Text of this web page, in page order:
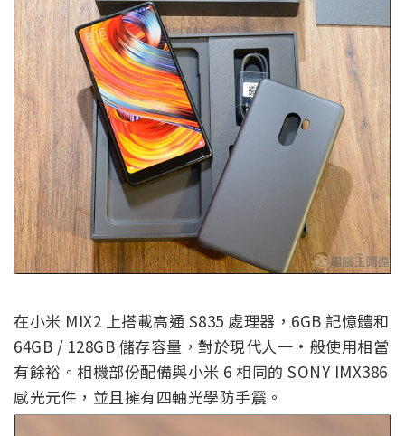
在小米 MIX2 上搭載高通 S835 處理器，6GB 記憶體和
64GB / 128GB 儲存容量，對於現代人一·般使用相當
有餘裕。相機部份配備與小米 6 相同的 SONY IMX386
感光元件，並且擁有四軸光學防手震。